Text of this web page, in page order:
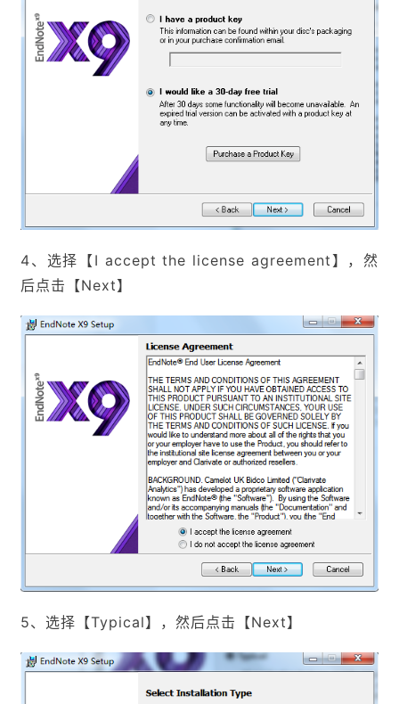
4、选择【I accept the license agreement】，然
后点击【Next】
5、选择【Typical】，然后点击【Next】